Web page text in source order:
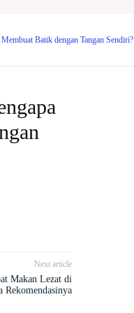
Batik dengan Tangan Sendiri?
Next article
Makan Lezat di
Rekomendasinya